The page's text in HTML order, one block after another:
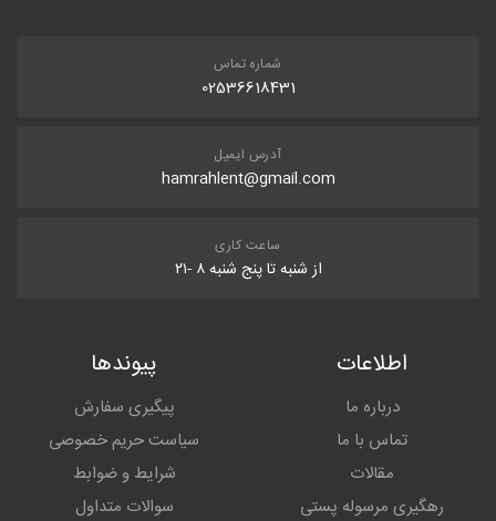
شماره تماس
02536618431
آدرس ایمیل
hamrahlent@gmail.com
ساعت کاری
از شنبه تا پنج شنبه ۸ -۲۱
اطلاعات
درباره ما
تماس با ما
مقالات
رهگیری مرسوله پستی
پیوندها
پیگیری سفارش
سیاست حریم خصوصی
شرایط و ضوابط
سوالات متداول